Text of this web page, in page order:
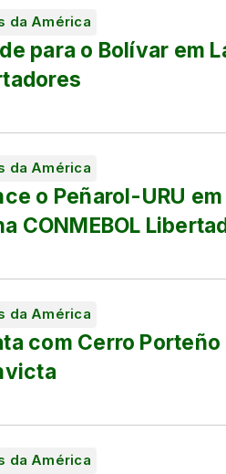
da América
para o Bolívar em
da América
o Peñarol-URU
CONMEBOL
da América
com Cerro Porteño
da América